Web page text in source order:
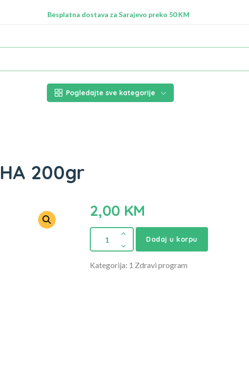
Besplatna dostava za Sarajevo preko 50 KM
Pogledajte sve kategorije
200gr
2,00 KM
Dodaj u korpu
Kategorija: 1 Zdravi program